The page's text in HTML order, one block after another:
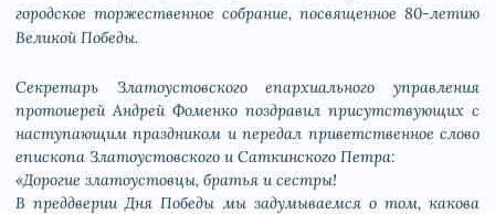
городское торжественное собрание, посвященное 80-летию
Великой Победы.
Секретарь Златоустовского епархиального управления
протоиерей Андрей Фоменко поздравил присутствующих с
наступающим праздником и передал приветственное слово
епископа Златоустовского и Саткинского Петра:
«Дорогие златоустовцы, братья и сестры!
В преддверии Дня Победы мы задумываемся о том, какова